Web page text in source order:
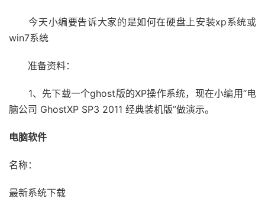
今天小编要告诉大家的是如何在硬盘上安装xp系统或
win7系统
准备资料：
1、先下载一个ghost版的XP操作系统，现在小编用“电
脑公司 GhostXP SP3 2011 经典装机版”做演示。
电脑软件
名称：
最新系统下载